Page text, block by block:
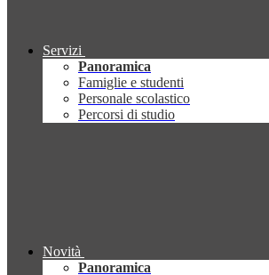
Servizi
Panoramica
Famiglie e studenti
Personale scolastico
Percorsi di studio
Novità
Panoramica